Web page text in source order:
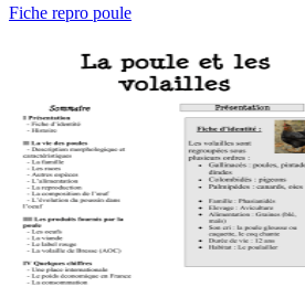
Fiche repro poule